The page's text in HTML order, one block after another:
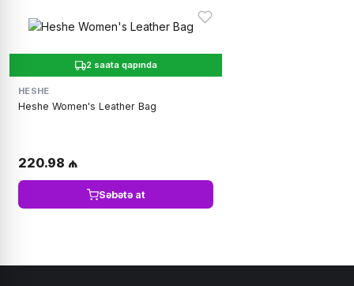
2 saata qapında
HESHE
Heshe Women's Leather Bag
220.98 ₼
Səbətə at